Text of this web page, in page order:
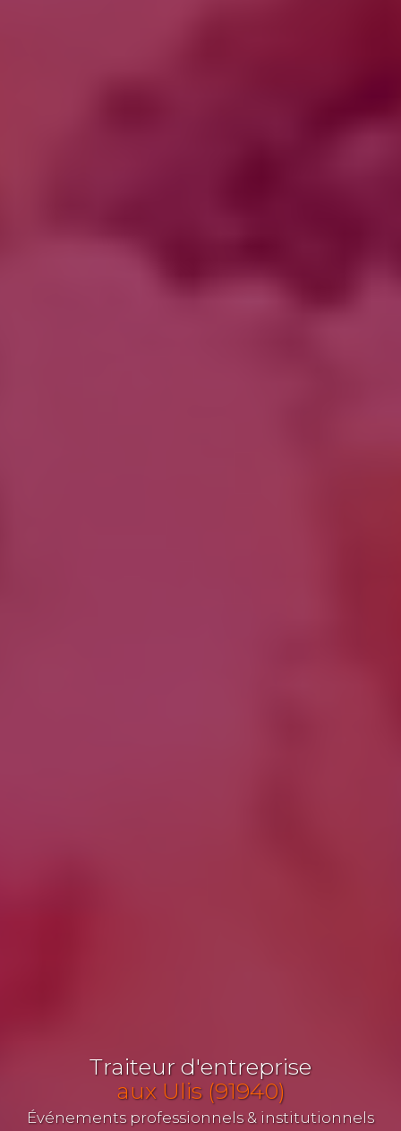
Traiteur d'entreprise
aux Ulis (91940)
Événements professionnels & institutionnels